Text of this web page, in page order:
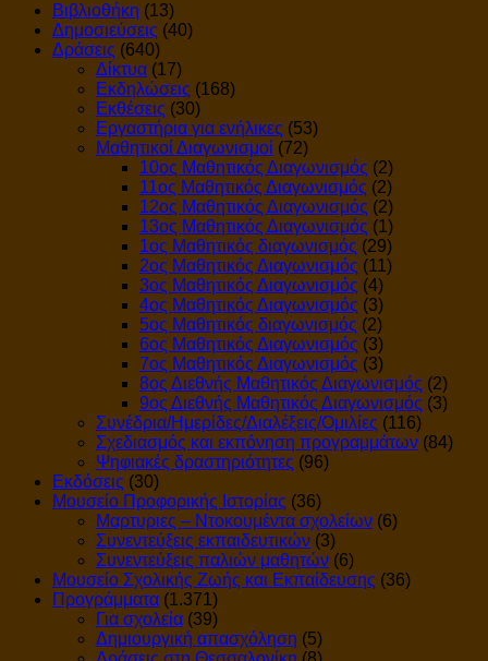
Βιβλιοθήκη (13)
Δημοσιεύσεις (40)
Δράσεις (640)
Δίκτυα (17)
Εκδηλώσεις (168)
Εκθέσεις (30)
Εργαστήρια για ενήλικες (53)
Μαθητικοί Διαγωνισμοί (72)
10ος Μαθητικός Διαγωνισμός (2)
11ος Μαθητικός Διαγωνισμός (2)
12ος Μαθητικός Διαγωνισμός (2)
13ος Μαθητικός Διαγωνισμός (1)
1ος Μαθητικός διαγωνισμός (29)
2ος Μαθητικός Διαγωνισμός (11)
3ος Μαθητικός Διαγωνισμός (4)
4ος Μαθητικός Διαγωνισμός (3)
5ος Μαθητικός διαγωνισμός (2)
6ος Μαθητικός Διαγωνισμός (3)
7ος Μαθητικός Διαγωνισμός (3)
8ος Διεθνής Μαθητικός Διαγωνισμός (2)
9ος Διεθνής Μαθητικός Διαγωνισμός (3)
Συνέδρια/Ημερίδες/Διαλέξεις/Ομιλίες (116)
Σχεδιασμός και εκπόνηση προγραμμάτων (84)
Ψηφιακές δραστηριότητες (96)
Εκδόσεις (30)
Μουσείο Προφορικής Ιστορίας (36)
Μαρτυριες – Ντοκουμέντα σχολείων (6)
Συνεντεύξεις εκπαιδευτικών (3)
Συνεντεύξεις παλιών μαθητών (6)
Μουσείο Σχολικής Ζωής και Εκπαίδευσης (36)
Προγράμματα (1.371)
Για σχολεία (39)
Δημιουργική απασχόληση (5)